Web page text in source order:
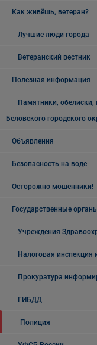
Как живёшь, ветеран?
Лучшие люди города
Ветеранский вестник
Полезная информация
Памятники,
Беловского городского
Объявления
Безопасность на воде
Осторожно мошенники!
Государственные
Учреждения
Налоговая инспекция
Прокуратура
ГИБДД
Полиция